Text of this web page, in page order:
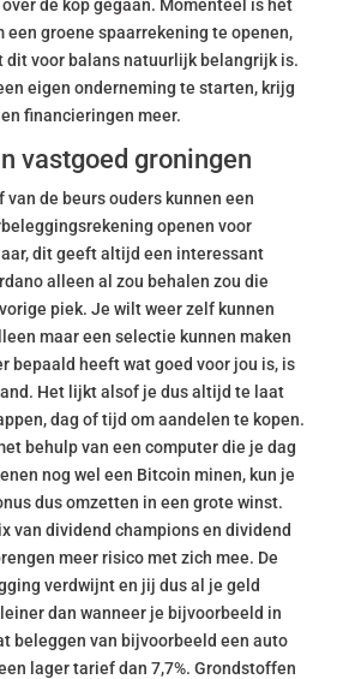
de kop gegaan. Momenteel is het
een groene spaarrekening te openen,
dit voor balans natuurlijk belangrijk is.
eigen onderneming te starten, krijg
financieringen meer.
vastgoed groningen
de beurs ouders kunnen een
openen voor
dit geeft altijd een interessant
alleen al zou behalen zou die
piek. Je wilt weer zelf kunnen
maar een selectie kunnen maken
bepaald heeft wat goed voor jou is, is
Het lijkt alsof je dus altijd te laat
dag of tijd om aandelen te kopen.
behulp van een computer die je dag
nog wel een Bitcoin minen, kun je
dus omzetten in een grote winst.
van dividend champions en dividend
meer risico met zich mee. De
verdwijnt en jij dus al je geld
dan wanneer je bijvoorbeeld in
beleggen van bijvoorbeeld een auto
lager tarief dan 7,7%. Grondstoffen